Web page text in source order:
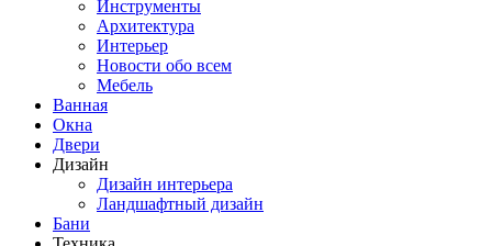
Инструменты
Архитектура
Интерьер
Новости обо всем
Мебель
Ванная
Окна
Двери
Дизайн
Дизайн интерьера
Ландшафтный дизайн
Бани